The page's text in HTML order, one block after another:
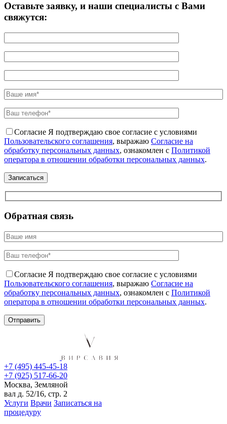
Оставьте заявку, и наши специалисты с Вами
свяжутся:
Согласие Я подтверждаю свое согласие с условиями
Пользовательского соглашения, выражаю Согласие на
обработку персональных данных, ознакомлен с Политикой
оператора в отношении обработки персональных данных.
Обратная связь
Согласие Я подтверждаю свое согласие с условиями
Пользовательского соглашения, выражаю Согласие на
обработку персональных данных, ознакомлен с Политикой
оператора в отношении обработки персональных данных.
+7 (495) 445-45-18
+7 (925) 517-66-20
Москва, Земляной
вал д. 52/16, стр. 2
Услуги Врачи Записаться на
процедуру